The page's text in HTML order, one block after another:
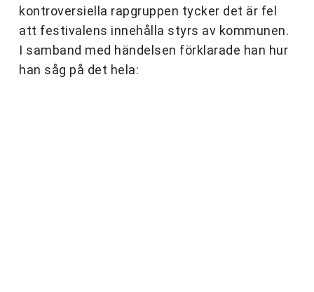
kontroversiella rapgruppen tycker det är fel
att festivalens innehålla styrs av kommunen.
I samband med händelsen förklarade han hur
han såg på det hela: